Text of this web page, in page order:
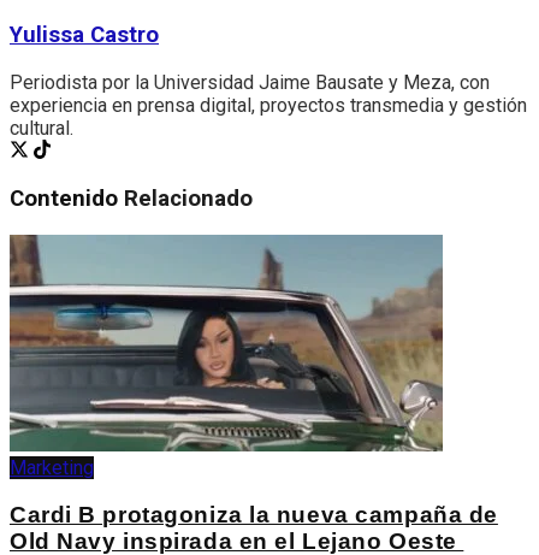
Yulissa Castro
Periodista por la Universidad Jaime Bausate y Meza, con
experiencia en prensa digital, proyectos transmedia y gestión
cultural.
Contenido Relacionado
Marketing
Cardi B protagoniza la nueva campaña de
Old Navy inspirada en el Lejano Oeste